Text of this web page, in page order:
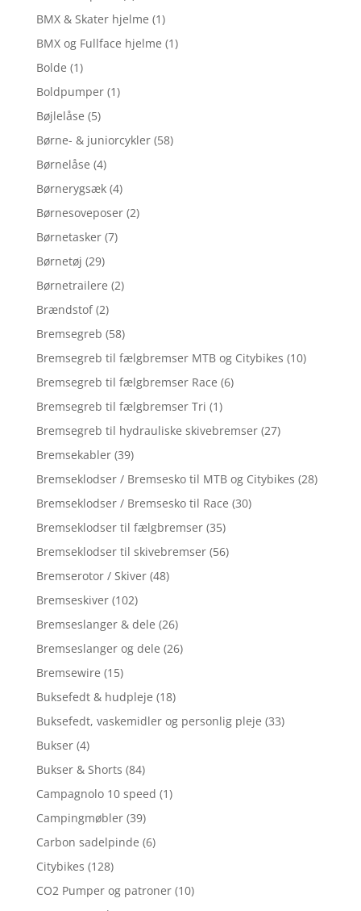
BMX & Skater hjelme (1)
BMX og Fullface hjelme (1)
Bolde (1)
Boldpumper (1)
Bøjlelåse (5)
Børne- & juniorcykler (58)
Børnelåse (4)
Børnerygsæk (4)
Børnesoveposer (2)
Børnetasker (7)
Børnetøj (29)
Børnetrailere (2)
Brændstof (2)
Bremsegreb (58)
Bremsegreb til fælgbremser MTB og Citybikes (10)
Bremsegreb til fælgbremser Race (6)
Bremsegreb til fælgbremser Tri (1)
Bremsegreb til hydrauliske skivebremser (27)
Bremsekabler (39)
Bremseklodser / Bremsesko til MTB og Citybikes (28)
Bremseklodser / Bremsesko til Race (30)
Bremseklodser til fælgbremser (35)
Bremseklodser til skivebremser (56)
Bremserotor / Skiver (48)
Bremseskiver (102)
Bremseslanger & dele (26)
Bremseslanger og dele (26)
Bremsewire (15)
Buksefedt & hudpleje (18)
Buksefedt, vaskemidler og personlig pleje (33)
Bukser (4)
Bukser & Shorts (84)
Campagnolo 10 speed (1)
Campingmøbler (39)
Carbon sadelpinde (6)
Citybikes (128)
CO2 Pumper og patroner (10)